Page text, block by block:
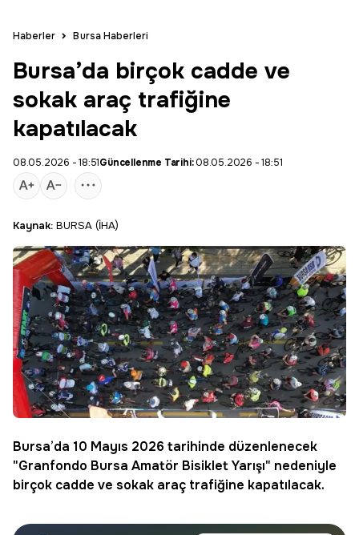
Haberler Bursa Haberleri
Bursa’da birçok cadde ve
sokak araç trafiğine
kapatılacak
08.05.2026 - 18:51Güncellenme Tarihi:08.05.2026 - 18:51
Kaynak: BURSA (İHA)
Bursa’da 10 Mayıs 2026 tarihinde düzenlenecek
"Granfondo Bursa Amatör Bisiklet Yarışı" nedeniyle
birçok cadde ve sokak araç trafiğine kapatılacak.